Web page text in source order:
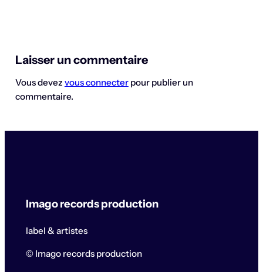
Laisser un commentaire
Vous devez vous connecterpour publier un
commentaire.
Imago records production
label & artistes
© Imago records production